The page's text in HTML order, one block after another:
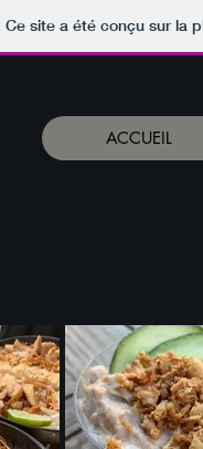
Ce site a été conçu sur la
ACCUEIL